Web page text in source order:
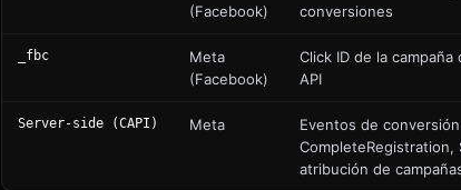
(Facebook)
conversiones
_fbc
Meta
(Facebook)
Click ID de la
API
Server-side (CAPI) Meta
Eventos de
CompleteRegistration,
atribución de